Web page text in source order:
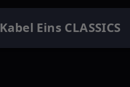
Kabel Eins CLASSICS